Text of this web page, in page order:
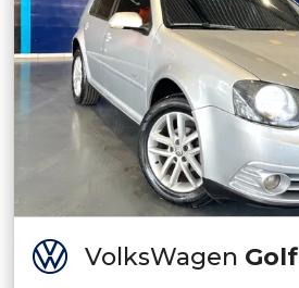
VolksWagen Golf